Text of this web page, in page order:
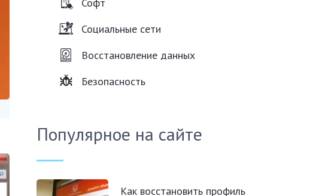
Социальные сети
Восстановление данных
Безопасность
Популярное на сайте
Как восстановить профиль